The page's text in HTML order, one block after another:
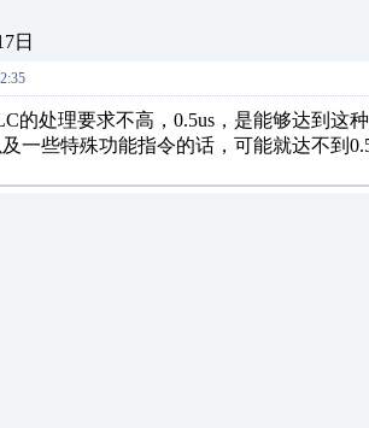
日
的处理要求不高，0.5us，是能够达到这
一些特殊功能指令的话，可能就达不到